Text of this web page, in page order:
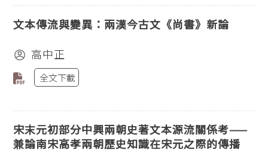
文本傳流與變異：兩漢今古文《尚書》新論
高中正
全文下載
宋末元初部分中興兩朝史著文本源流關係考——
兼論南宋高孝兩朝歷史知識在宋元之際的傳播